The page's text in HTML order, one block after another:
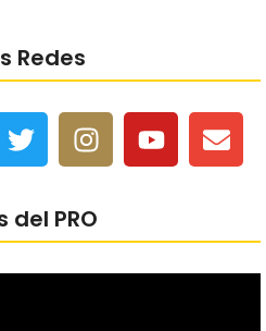
Redes
del PRO